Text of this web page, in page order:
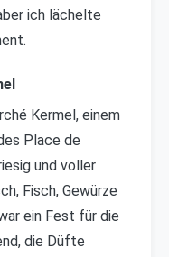
ich lächelte
Kermel, einem
Place de
und voller
Fisch, Gewürze
ein Fest für die
die Düfte